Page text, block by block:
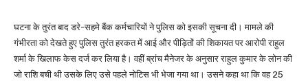
घटना के तुरंत बाद डरे-सहमे बैंक कर्मचारियों ने पुलिस को इसकी सूचना दी। मामले की
गंभीरता को देखते हुए पुलिस तुरंत हरकत में आई और पीड़ितों की शिकायत पर आरोपी राहुल
शर्मा के खिलाफ केस दर्ज कर लिया है। वहीं ब्रांच मैनेजर के अनुसार राहुल कुमार के लोन की
जो राशि बची थी उसके लिए उसे पहले नोटिस भी भेजा गया था। उसने कहा था कि वह 25